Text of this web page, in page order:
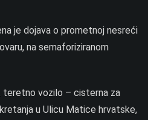
je dojava o prometnoj nesreći
na semaforiziranom
teretno vozilo – cisterna za
u Ulicu Matice hrvatske,